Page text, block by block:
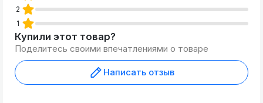
2
1
Купили этот товар?
Поделитесь своими впечатлениями о товаре
Написать отзыв